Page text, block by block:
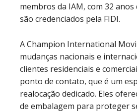
membros da IAM, com 32 anos
são credenciados pela FIDI.
A Champion International
mudanças nacionais e
clientes residenciais e
ponto de contato, que é um
realocação dedicado. Eles
de embalagem para proteger